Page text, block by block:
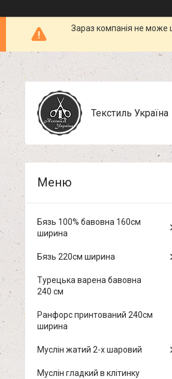
Зараз компанія не може
Текстиль Україна
Бязь 100% бавовна 160см
ширина
Бязь 220см ширина
Турецька варена бавовна
240 см
Ранфорс принтований 240см
ширина
Муслін жатий 2-х шаровий
Муслін гладкий в клітинку